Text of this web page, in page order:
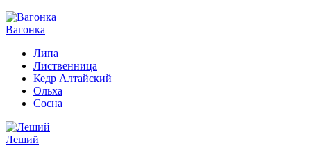
Вагонка
Липа
Лиственница
Кедр Алтайский
Ольха
Сосна
Леший